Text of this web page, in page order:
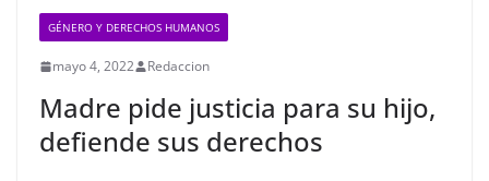
GÉNERO Y DERECHOS HUMANOS
mayo 4, 2022 Redaccion
Madre pide justicia para su hijo,
defiende sus derechos